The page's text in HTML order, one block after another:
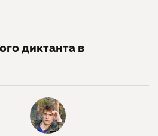
диктанта в